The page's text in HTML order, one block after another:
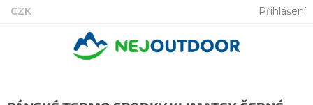
Přejít
CZK Přihlášení